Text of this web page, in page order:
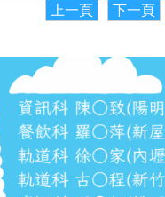
上一頁 下一頁